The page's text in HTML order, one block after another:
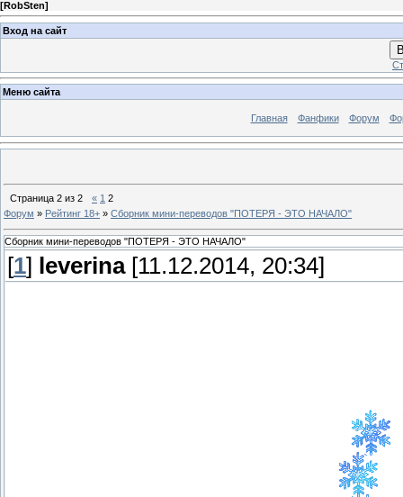
[RobSten]
Вход на сайт
Меню сайта
Главная Фанфики Форум
Страница 2 из 2 « 1 2
Форум » Рейтинг 18+ » Сборник мини-переводов "ПОТЕРЯ - ЭТО НАЧАЛО"
Сборник мини-переводов "ПОТЕРЯ - ЭТО НАЧАЛО"
[1] leverina[11.12.2014, 20:34]